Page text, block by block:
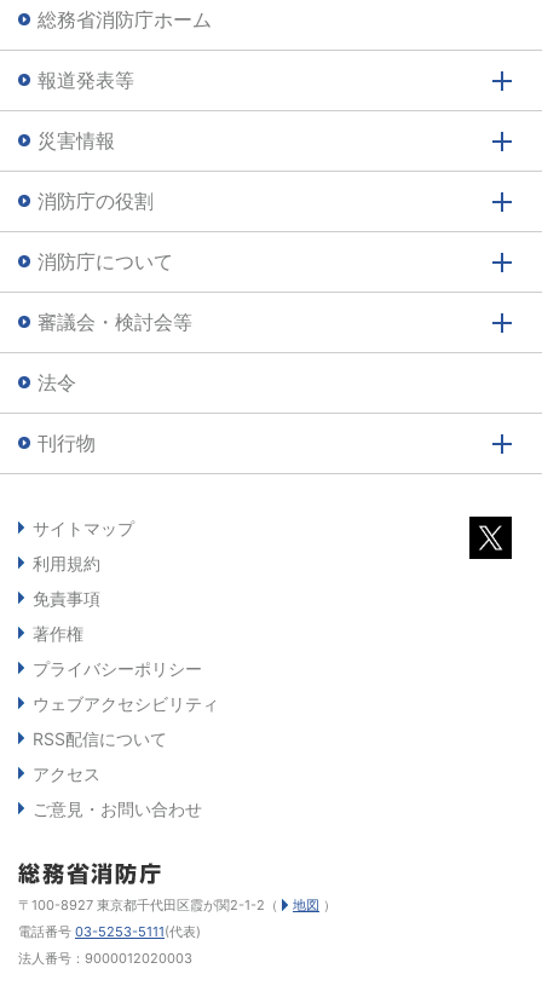
総務省消防庁ホーム
報道発表等
災害情報
消防庁の役割
消防庁について
審議会・検討会等
法令
刊行物
サイトマップ
利用規約
免責事項
著作権
プライバシーポリシー
ウェブアクセシビリティ
RSS配信について
アクセス
ご意見・お問い合わせ
〒100-8927 東京都千代田区霞が関2-1-2（ 地図 ）
電話番号 03-5253-5111(代表)
法人番号：9000012020003